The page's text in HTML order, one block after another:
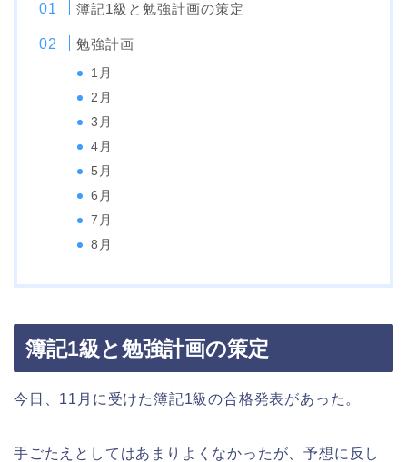
簿記1級と勉強計画の策定
勉強計画
1月
2月
3月
4月
5月
6月
7月
8月
簿記1級と勉強計画の策定
今日、11月に受けた簿記1級の合格発表があった。
手ごたえとしてはあまりよくなかったが、予想に反し